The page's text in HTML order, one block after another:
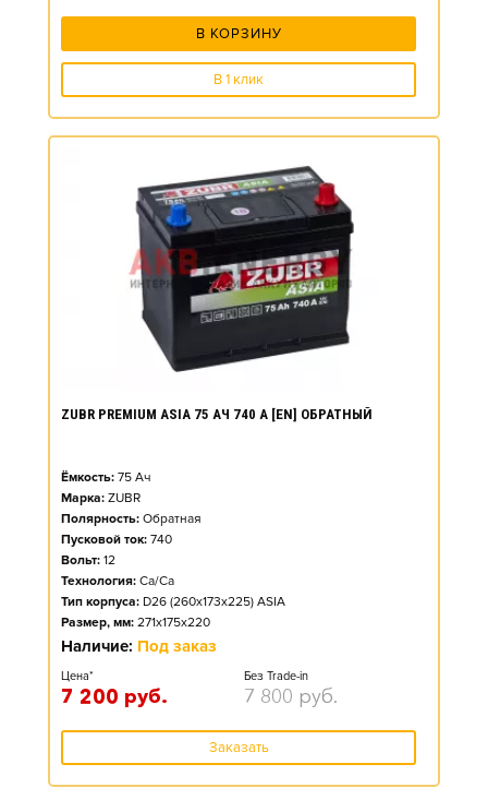
В КОРЗИНУ
В 1 клик
ZUBR PREMIUM ASIA 75 АЧ 740 А [EN] ОБРАТНЫЙ
Ёмкость: 75 Ач
Марка: ZUBR
Полярность: Обратная
Пусковой ток: 740
Вольт: 12
Технология: Ca/Ca
Тип корпуса: D26 (260x173x225) ASIA
Размер, мм: 271x175x220
Наличие: Под заказ
Цена*
7 200 руб.
Без Trade-in
7 800 руб.
Заказать